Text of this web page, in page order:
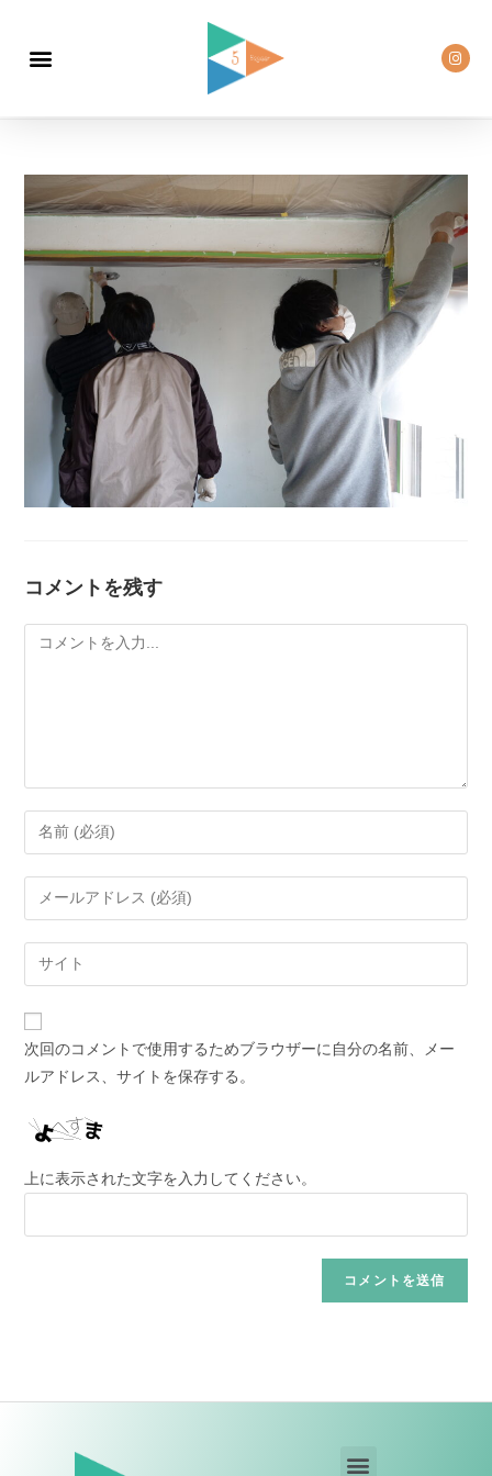
コメントを残す
次回のコメントで使用するためブラウザーに自分の名前、メー
ルアドレス、サイトを保存する。
上に表示された文字を入力してください。